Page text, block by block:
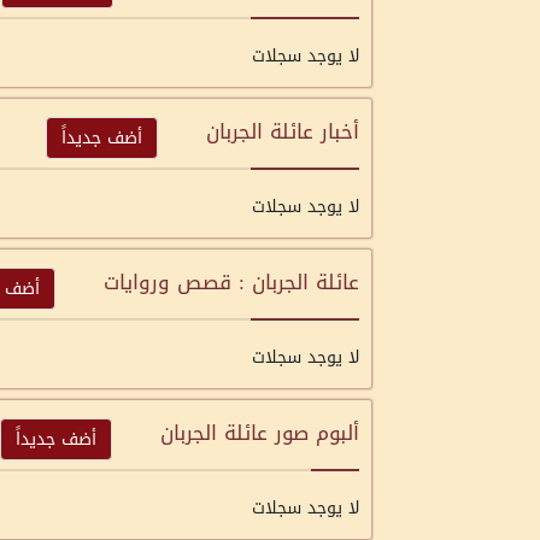
لا يوجد سجلات
أخبار عائلة الجربان أضف جديداً
لا يوجد سجلات
عائلة الجربان : قصص وروايات أضف
لا يوجد سجلات
ألبوم صور عائلة الجربان أضف جديداً
لا يوجد سجلات